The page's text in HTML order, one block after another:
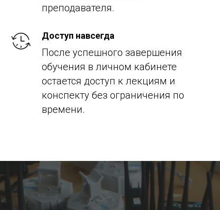
преподавателя.
Доступ навсегда
После успешного завершения
обучения в личном кабинете
остается доступ к лекциям и
конспекту без ограничения по
времени.